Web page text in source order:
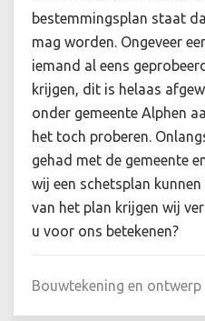
bestemmingsplan staat
mag worden. Ongeveer
iemand al eens
krijgen, dit is helaas
onder gemeente Alphen
het toch proberen.
gehad met de gemeente
wij een schetsplan
van het plan krijgen wij
u voor ons betekenen?
Bouwtekening en ontwerp